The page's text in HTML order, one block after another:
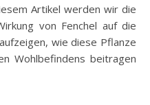
Artikel werden wir die
von Fenchel auf die
wie diese Pflanze
Wohlbefindens beitragen